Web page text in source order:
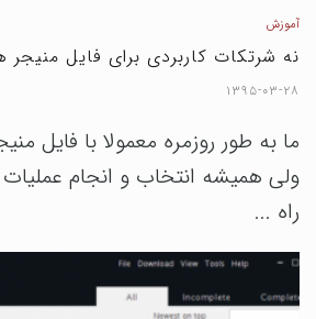
آموزش
نه شرتکات کاربردی برای فایل
۱۳۹۵-۰۳-۲۸
ما به طور روزمره معمولا با فایل
ولی همیشه انتخاب و انجام
راه ...